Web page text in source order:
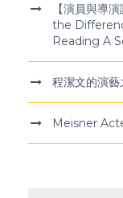
【演員與導
the
Reading A
程潔文的演
Meisner